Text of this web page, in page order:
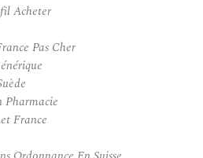
Acheter
Pas Cher
Pharmacie
France